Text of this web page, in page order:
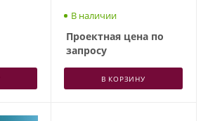
В наличии
Проектная цена по
запросу
В КОРЗИНУ